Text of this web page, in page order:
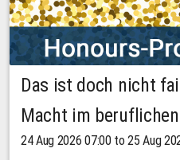
Das ist doch nicht
Macht im
24 Aug 2026 07:00 to 25 Aug